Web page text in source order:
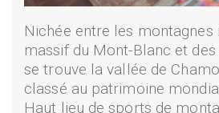
Nichée entre les montagnes
massif du Mont-Blanc et
se trouve la vallée de
classé au patrimoine
Haut lieu de sports de